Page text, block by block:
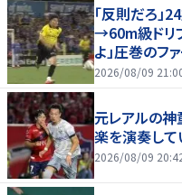
「反則だろ」
→60m級ドリ
よ」圧巻のフ
2026/08/09
元レアルの神
楽を演奏して
2026/08/09